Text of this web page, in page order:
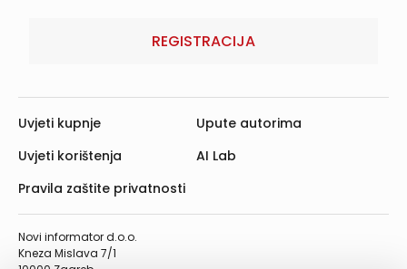
REGISTRACIJA
Novi informator d.o.o.
Kneza Mislava 7/1
Uvjeti kupnje
Uvjeti korištenja
Pravila zaštite privatnosti
Upute autorima
AI Lab